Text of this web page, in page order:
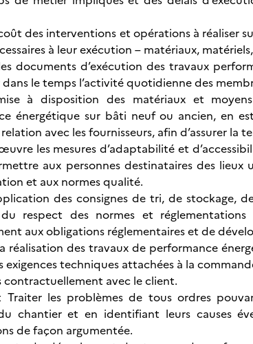
des interventions et opérations à réaliser
à leur exécution – matériaux,
documents d’exécution des travaux
dans le temps l’activité quotidienne des
à disposition des matériaux et
énergétique sur bâti neuf ou ancien, en
avec les fournisseurs, afin d’assurer
les mesures d’adaptabilité et
aux personnes destinataires des
et aux normes qualité.
des consignes de tri, de stockage,
du respect des normes et
aux obligations réglementaires et de
réalisation des travaux de performance
exigences techniques attachées à la
contractuellement avec le client.
Traiter les problèmes de tous ordres
chantier et en identifiant leurs causes
de façon argumentée.